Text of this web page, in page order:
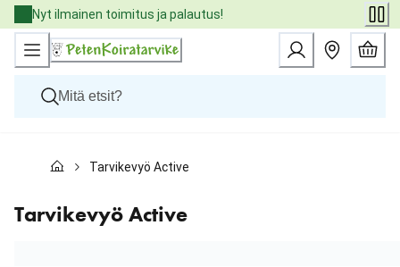
Skip
to
Content
Nyt ilmainen toimitus ja palautus!
Kissat
Eläinlääkäriruoat
Tuotemerkit
Tarvikevyö Active
Tarvikevyö Active